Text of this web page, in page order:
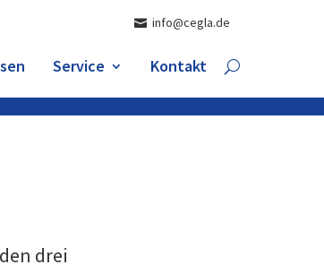
info@cegla.de
Service Kontakt
drei